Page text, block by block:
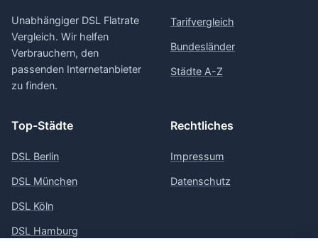
Unabhängiger DSL Flatrate
Vergleich. Wir helfen
Verbrauchern, den
passenden Internetanbieter
zu finden.
Tarifvergleich
Bundesländer
Städte A-Z
Top-Städte
DSL Berlin
DSL München
DSL Köln
DSL Hamburg
Rechtliches
Impressum
Datenschutz